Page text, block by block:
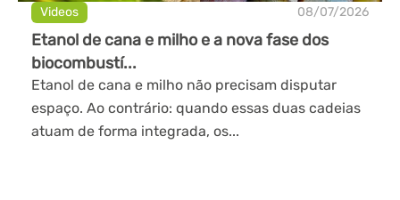
Videos 08/07/2026
Etanol de cana e milho e a nova fase dos
biocombustí...
Etanol de cana e milho não precisam disputar
espaço. Ao contrário: quando essas duas cadeias
atuam de forma integrada, os...